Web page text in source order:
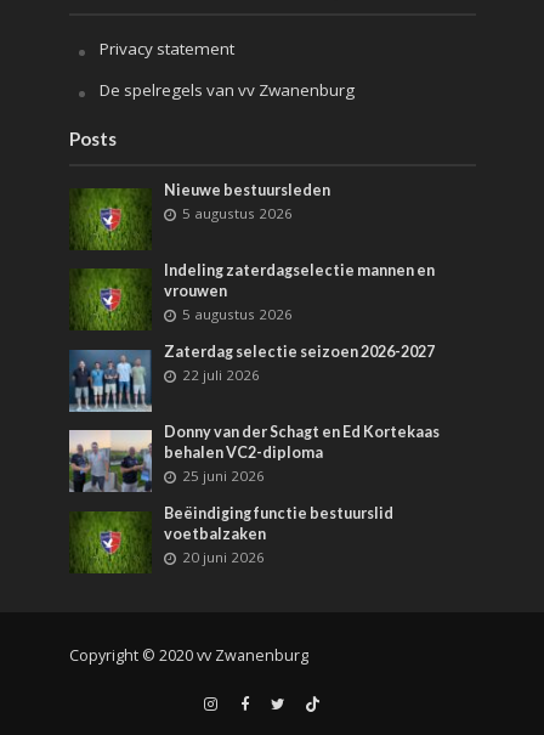
Privacy statement
De spelregels van vv Zwanenburg
Posts
Nieuwe bestuursleden
5 augustus 2026
Indeling zaterdagselectie mannen en
vrouwen
5 augustus 2026
Zaterdag selectie seizoen 2026-2027
22 juli 2026
Donny van der Schagt en Ed Kortekaas
behalen VC2-diploma
25 juni 2026
Beëindiging functie bestuurslid
voetbalzaken
20 juni 2026
Copyright © 2020 vv Zwanenburg